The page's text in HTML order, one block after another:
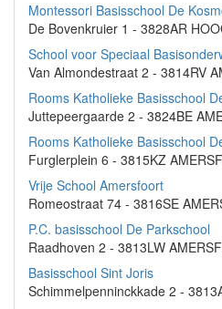
Montessori Basisschool De
De Bovenkruier 1 - 3828AR
School voor Speciaal
Van Almondestraat 2 - 3814RV
Rooms Katholieke Basisschool
Juttepeergaarde 2 - 3824BE
Rooms Katholieke Basisschool
Furglerplein 6 - 3815KZ
Vrije School Amersfoort
Romeostraat 74 - 3816SE
P.C. basisschool De Parkschool
Raadhoven 2 - 3813LW
Basisschool Sint Joris
Schimmelpenninckkade 2 -